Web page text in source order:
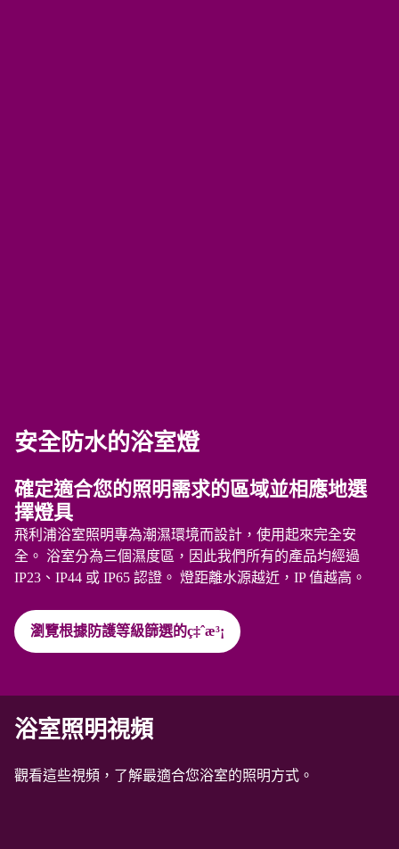
安全防水的浴室燈
確定適合您的照明需求的區域並相應地選
擇燈具
飛利浦浴室照明專為潮濕環境而設計，使用起來完全安
全。 浴室分為三個濕度區，因此我們所有的產品均經過
IP23、IP44 或 IP65 認證。 燈距離水源越近，IP 值越高。
瀏覽根據防護等級篩選的ç‡ˆæ³¡
浴室照明視頻
觀看這些視頻，了解最適合您浴室的照明方式。